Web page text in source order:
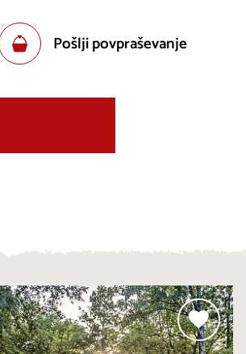
Pošlji povpraševanje